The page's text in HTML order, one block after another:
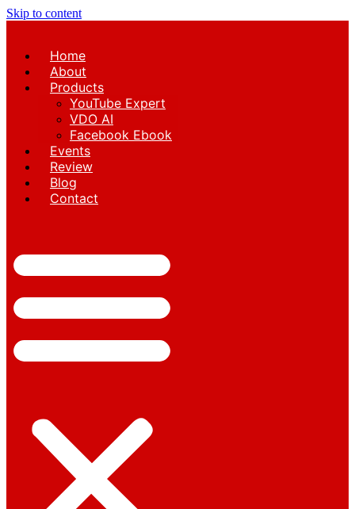
Skip to content
Home
About
Products
YouTube Expert
VDO AI
Facebook Ebook
Events
Review
Blog
Contact